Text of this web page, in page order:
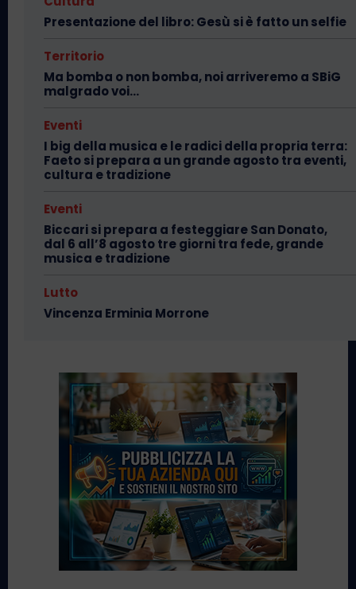
Presentazione del libro: Gesù si è fatto un selfie
Territorio
Ma bomba o non bomba, noi arriveremo a SBiG
malgrado voi…
Eventi
I big della musica e le radici della propria terra:
Faeto si prepara a un grande agosto tra eventi,
cultura e tradizione
Eventi
Biccari si prepara a festeggiare San Donato,
dal 6 all’8 agosto tre giorni tra fede, grande
musica e tradizione
Lutto
Vincenza Erminia Morrone